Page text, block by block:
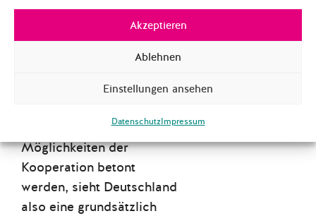
Akzeptieren
Ablehnen
Einstellungen ansehen
DatenschutzImpressum
Klimaschutz zu tun und die
Seite bietet hierfür
Möglichkeiten der
Kooperation betont
werden, sieht Deutschland
also eine grundsätzlich